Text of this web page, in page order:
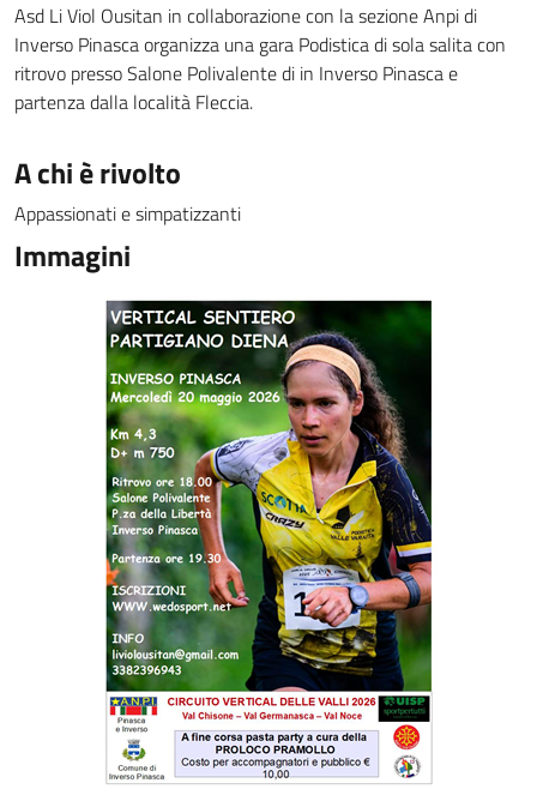
Asd Li Viol Ousitan in collaborazione con la sezione Anpi di
Inverso Pinasca organizza una gara Podistica di sola salita con
ritrovo presso Salone Polivalente di in Inverso Pinasca e
partenza dalla località Fleccia.
A chi è rivolto
Appassionati e simpatizzanti
Immagini